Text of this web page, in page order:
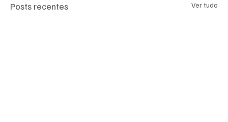
Posts recentes Ver tudo